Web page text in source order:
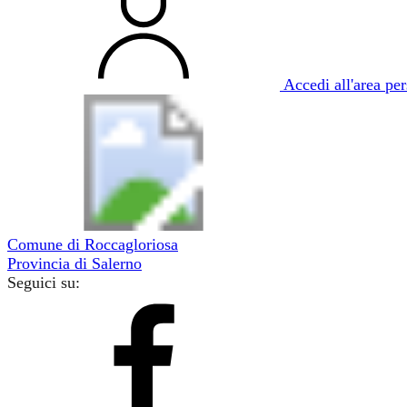
Accedi all'area
Comune di Roccagloriosa
Provincia di Salerno
Seguici su: